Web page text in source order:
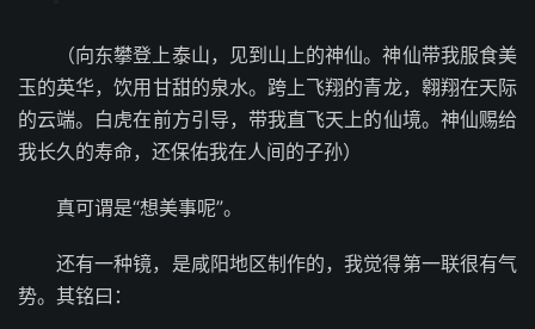
（向东攀登上泰山，见到山上的神仙。神仙带我服食美
玉的英华，饮用甘甜的泉水。跨上飞翔的青龙，翱翔在天际
的云端。白虎在前方引导，带我直飞天上的仙境。神仙赐给
我长久的寿命，还保佑我在人间的子孙）
真可谓是“想美事呢”。
还有一种镜，是咸阳地区制作的，我觉得第一联很有气
势。其铭曰：